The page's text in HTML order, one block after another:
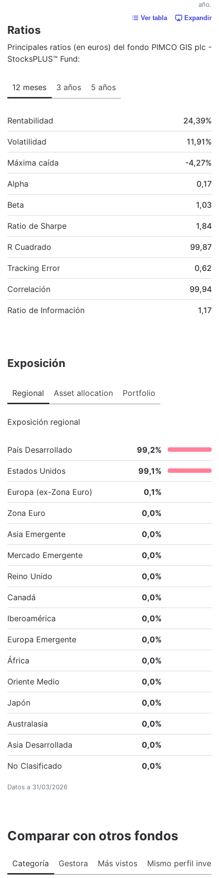
año.
Ver tabla Expandir
Ratios
Principales ratios (en euros) del fondo PIMCO GIS plc -
StocksPLUS™ Fund:
12 meses 3 años 5 años
Rentabilidad 24,39%
Volatilidad 11,91%
Máxima caída -4,27%
Alpha 0,17
Beta 1,03
Ratio de Sharpe 1,84
R Cuadrado 99,87
Tracking Error 0,62
Correlación 99,94
Ratio de Información 1,17
Exposición
Regional Asset allocation Portfolio
Exposición regional
País Desarrollado 99,2%
Estados Unidos 99,1%
Europa (ex-Zona Euro) 0,1%
Zona Euro 0,0%
Asia Emergente 0,0%
Mercado Emergente 0,0%
Reino Unido 0,0%
Canadá 0,0%
Iberoamérica 0,0%
Europa Emergente 0,0%
África 0,0%
Oriente Medio 0,0%
Japón 0,0%
Australasia 0,0%
Asia Desarrollada 0,0%
No Clasificado 0,0%
Datos a 31/03/2026
Comparar con otros fondos
Categoría Gestora Más vistos Mismo perfil